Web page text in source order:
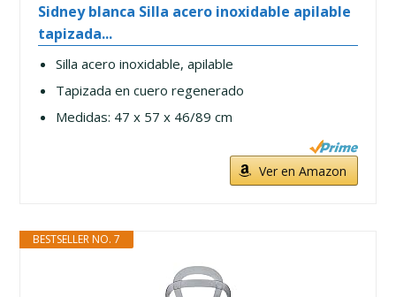
Sidney blanca Silla acero inoxidable apilable
tapizada...
Silla acero inoxidable, apilable
Tapizada en cuero regenerado
Medidas: 47 x 57 x 46/89 cm
Ver en Amazon
BESTSELLER NO. 7